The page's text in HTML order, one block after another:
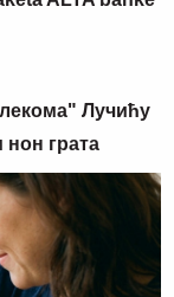
Лучићу
грата